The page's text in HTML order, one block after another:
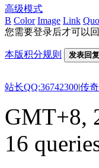
高级模式
B Color Image Link
您需要登录后才可以
本版积分规则 发表回复
站长QQ:36742300|传
GMT+8,
16